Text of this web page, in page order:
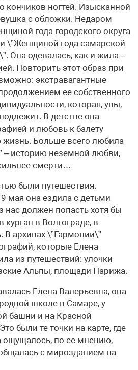
кончиков ногтей. Изысканной
с обложки. Недаром
года городского округа
\”Женщиной года самарской
Она одевалась, как и жила –
Повторить этот образ при
экстравагантные
ее собственного
которая, увы,
В детстве она
и любовь к балету
жизнь. Больше всего любила
– историю неземной любви,
смерти…
были путешествия.
мая она ездила с детьми
нас должен попасть хотя бы
в Волгограде, в
В архивах \”Гармонии\”
которые Елена
из путешествий: улочки
Альпы, площади Парижа.
Елена Валерьевна, она
школе в Самаре, у
башни и на Красной
были те точки на карте, где
по ее мнению,
с мирозданием на